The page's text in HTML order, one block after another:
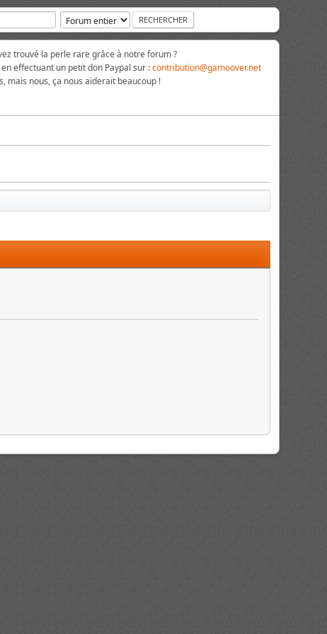
trouvé la perle rare grâce à notre forum ?
effectuant un petit don Paypal sur :contribution@gamoover.net
mais nous, ça nous aiderait beaucoup !